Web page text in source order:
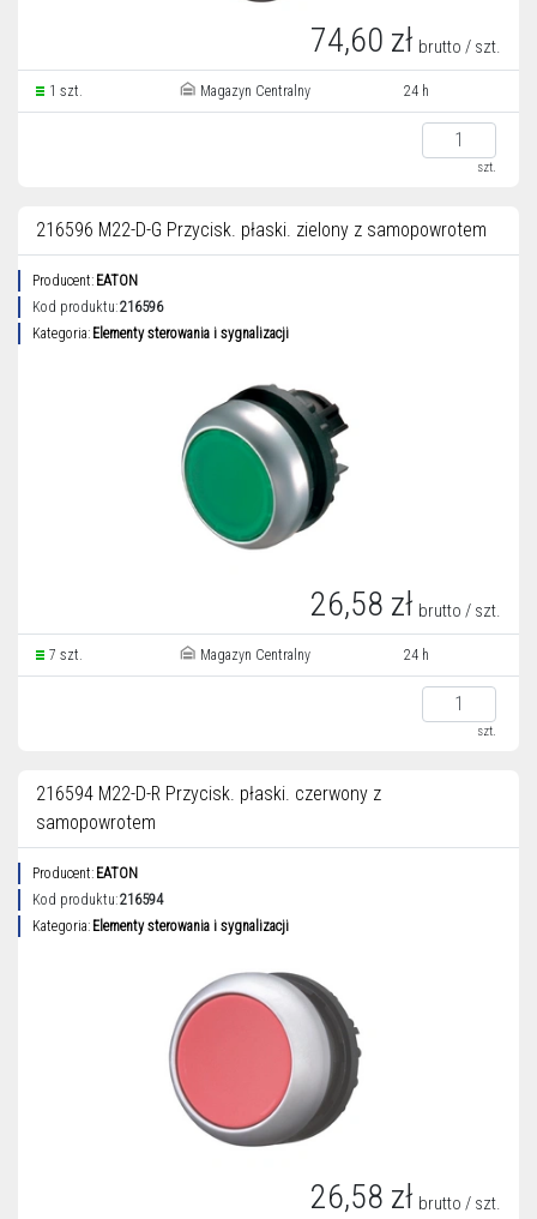
74,60 zł brutto / szt.
1 szt. Magazyn Centralny 24 h
szt.
216596 M22-D-G Przycisk. płaski. zielony z samopowrotem
Producent: EATON
Kod produktu:216596
Kategoria: Elementy sterowania i sygnalizacji
26,58 zł brutto / szt.
7 szt. Magazyn Centralny 24 h
szt.
216594 M22-D-R Przycisk. płaski. czerwony z
samopowrotem
Producent: EATON
Kod produktu:216594
Kategoria: Elementy sterowania i sygnalizacji
26,58 zł brutto / szt.